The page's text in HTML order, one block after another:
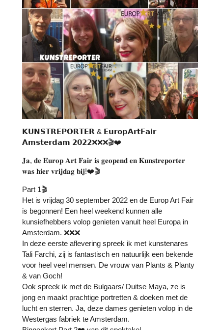
𝗞𝗨𝗡𝗦𝗧𝗥𝗘𝗣𝗢𝗥𝗧𝗘𝗥 & 𝗘𝘂𝗿𝗼𝗽𝗔𝗿𝘁𝗙𝗮𝗶𝗿
𝗔𝗺𝘀𝘁𝗲𝗿𝗱𝗮𝗺 𝟮𝟬𝟮𝟮❌️❌️❌️🎬❤️
𝐉𝐚, 𝐝𝐞 𝐄𝐮𝐫𝐨𝐩 𝐀𝐫𝐭 𝐅𝐚𝐢𝐫 𝐢𝐬 𝐠𝐞𝐨𝐩𝐞𝐧𝐝 𝐞𝐧 𝐊𝐮𝐧𝐬𝐭𝐫𝐞𝐩𝐨𝐫𝐭𝐞𝐫
𝐰𝐚𝐬 𝐡𝐢𝐞𝐫 𝐯𝐫𝐢𝐣𝐝𝐚𝐠 𝐛𝐢𝐣!❤️🎬
Part 1🎬
Het is vrijdag 30 september 2022 en de Europ Art Fair
is begonnen! Een heel weekend kunnen alle
kunsiefhebbers volop genieten vanuit heel Europa in
Amsterdam. ❌️❌️❌️
In deze eerste aflevering spreek ik met kunstenares
Tali Farchi, zij is fantastisch en natuurlijk een bekende
voor heel veel mensen. De vrouw van Plants & Planty
& van Goch!
Ook spreek ik met de Bulgaars/ Duitse Maya, ze is
jong en maakt prachtige portretten & doeken met de
lucht en sterren. Ja, deze dames genieten volop in de
Westergas fabriek te Amsterdam.